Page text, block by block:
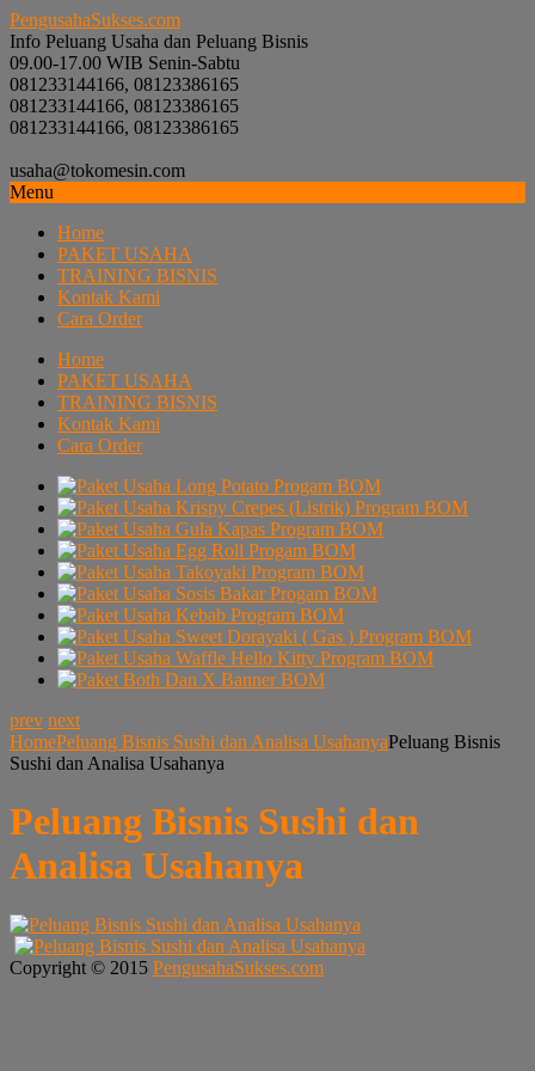
PengusahaSukses.com
Info Peluang Usaha dan Peluang Bisnis
09.00-17.00 WIB Senin-Sabtu
081233144166, 08123386165
081233144166, 08123386165
081233144166, 08123386165
usaha@tokomesin.com
Menu
Home
PAKET USAHA
TRAINING BISNIS
Kontak Kami
Cara Order
Home
PAKET USAHA
TRAINING BISNIS
Kontak Kami
Cara Order
prev next
HomePeluang Bisnis Sushi dan Analisa UsahanyaPeluang Bisnis
Sushi dan Analisa Usahanya
Peluang Bisnis Sushi dan
Analisa Usahanya
Copyright © 2015 PengusahaSukses.com